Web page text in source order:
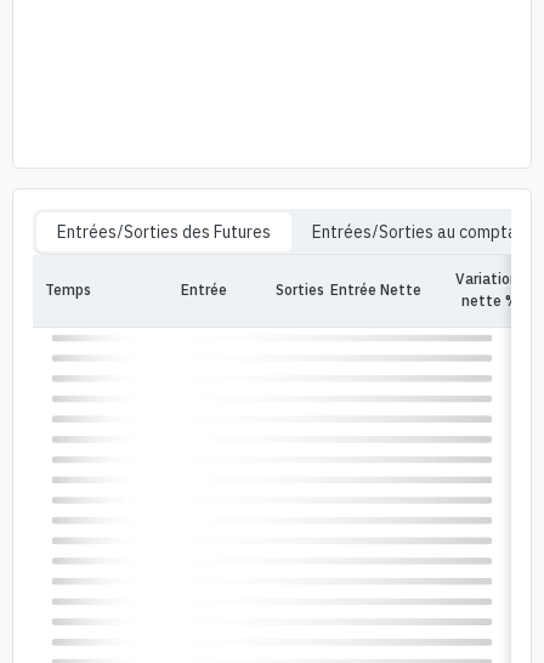
Entrées/Sorties des Futures Entrées/Sorties au comptant
Temps Entrée Sorties Entrée Nette
Variation
nette %